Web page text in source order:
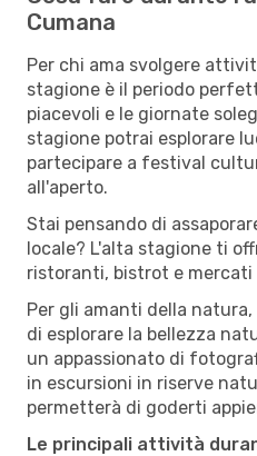
Cumana
Per chi ama svolgere
stagione è il periodo
piacevoli e le giornate
stagione potrai esplorare
partecipare a festival
all'aperto.
Stai pensando di
locale? L'alta stagione ti
ristoranti, bistrot e mercati
Per gli amanti della
di esplorare la bellezza
un appassionato di
in escursioni in riserve
permetterà di goderti
Le principali attività